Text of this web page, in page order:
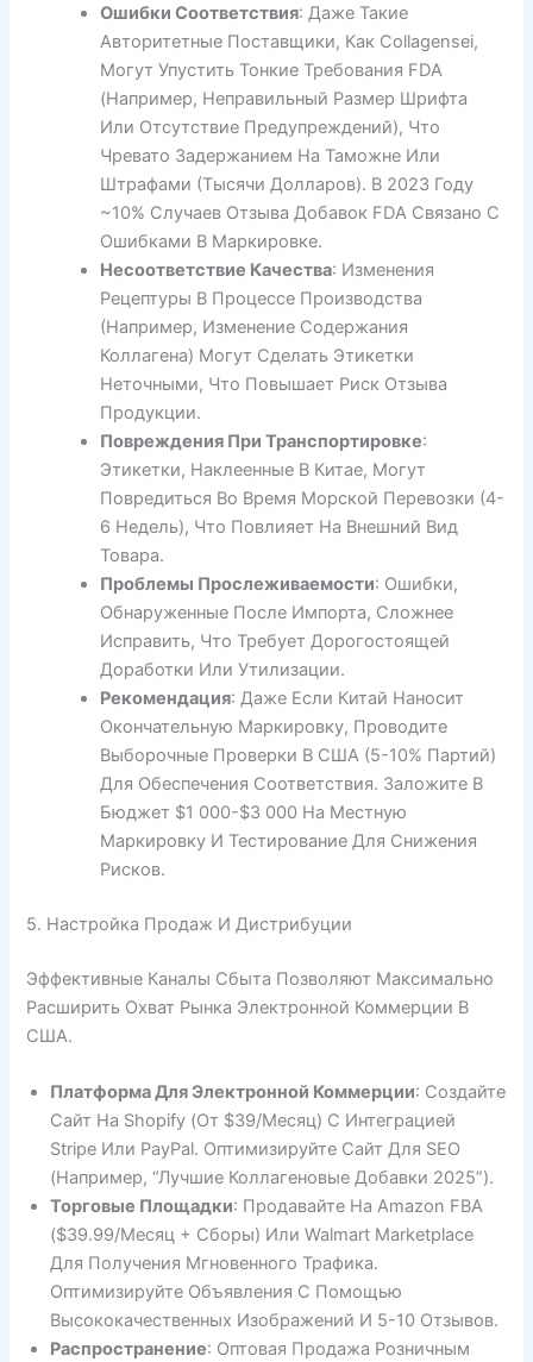
Ошибки Соответствия: Даже Такие
Авторитетные Поставщики, Как Collagensei,
Могут Упустить Тонкие Требования FDA
(например, Неправильный Размер Шрифта
Или Отсутствие Предупреждений), Что
Чревато Задержанием На Таможне Или
Штрафами (тысячи Долларов). В 2023 Году
~10% Случаев Отзыва Добавок FDA Связано С
Ошибками В Маркировке.
Несоответствие Качества: Изменения
Рецептуры В Процессе Производства
(например, Изменение Содержания
Коллагена) Могут Сделать Этикетки
Неточными, Что Повышает Риск Отзыва
Продукции.
Повреждения При Транспортировке:
Этикетки, Наклеенные В Китае, Могут
Повредиться Во Время Морской Перевозки (4-
6 Недель), Что Повлияет На Внешний Вид
Товара.
Проблемы Прослеживаемости: Ошибки,
Обнаруженные После Импорта, Сложнее
Исправить, Что Требует Дорогостоящей
Доработки Или Утилизации.
Рекомендация: Даже Если Китай Наносит
Окончательную Маркировку, Проводите
Выборочные Проверки В США (5-10% Партий)
Для Обеспечения Соответствия. Заложите В
Бюджет $1 000-$3 000 На Местную
Маркировку И Тестирование Для Снижения
Рисков.
5. Настройка Продаж И Дистрибуции
Эффективные Каналы Сбыта Позволяют Максимально
Расширить Охват Рынка Электронной Коммерции В
США.
Платформа Для Электронной Коммерции: Создайте
Сайт На Shopify (от $39/месяц) С Интеграцией
Stripe Или PayPal. Оптимизируйте Сайт Для SEO
(например, “лучшие Коллагеновые Добавки 2025”).
Торговые Площадки: Продавайте На Amazon FBA
($39.99/месяц + Сборы) Или Walmart Marketplace
Для Получения Мгновенного Трафика.
Оптимизируйте Объявления С Помощью
Высококачественных Изображений И 5-10 Отзывов.
Распространение: Оптовая Продажа Розничным